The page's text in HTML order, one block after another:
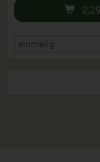
2,29